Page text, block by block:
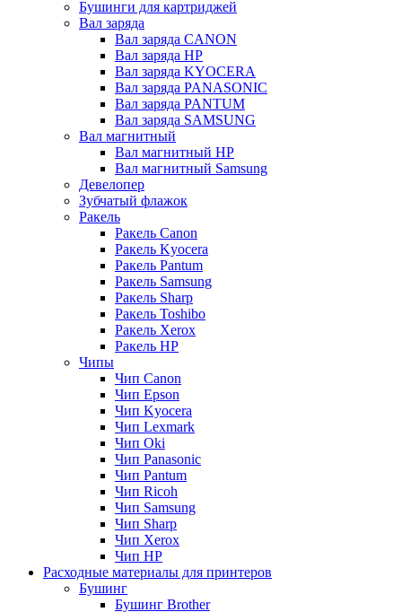
Бушинги для картриджей
Вал заряда
Вал заряда CANON
Вал заряда HP
Вал заряда KYOCERA
Вал заряда PANASONIC
Вал заряда PANTUM
Вал заряда SAMSUNG
Вал магнитный
Вал магнитный HP
Вал магнитный Samsung
Девелопер
Зубчатый флажок
Ракель
Ракель Canon
Ракель Kyocera
Ракель Pantum
Ракель Samsung
Ракель Sharp
Ракель Toshibo
Ракель Xerox
Ракель НР
Чипы
Чип Canon
Чип Epson
Чип Kyocera
Чип Lexmark
Чип Oki
Чип Panasonic
Чип Pantum
Чип Ricoh
Чип Samsung
Чип Sharp
Чип Xerox
Чип НР
Расходные материалы для принтеров
Бушинг
Бушинг Brother